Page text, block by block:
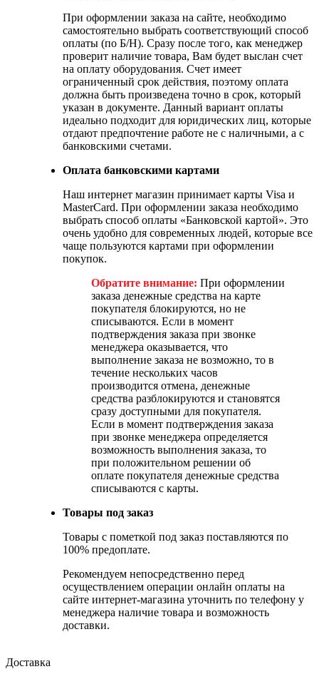
При оформлении заказа на сайте, необходимо
самостоятельно выбрать соответствующий способ
оплаты (по Б/Н). Сразу после того, как менеджер
проверит наличие товара, Вам будет выслан счет
на оплату оборудования. Счет имеет
ограниченный срок действия, поэтому оплата
должна быть произведена точно в срок, который
указан в документе. Данный вариант оплаты
идеально подходит для юридических лиц, которые
отдают предпочтение работе не с наличными, а с
банковскими счетами.
Оплата банковскими картами
Наш интернет магазин принимает карты Visa и
MasterCard. При оформлении заказа необходимо
выбрать способ оплаты «Банковской картой». Это
очень удобно для современных людей, которые все
чаще пользуются картами при оформлении
покупок.
Обратите внимание: При оформлении
заказа денежные средства на карте
покупателя блокируются, но не
списываются. Если в момент
подтверждения заказа при звонке
менеджера оказывается, что
выполнение заказа не возможно, то в
течение нескольких часов
производится отмена, денежные
средства разблокируются и становятся
сразу доступными для покупателя.
Если в момент подтверждения заказа
при звонке менеджера определяется
возможность выполнения заказа, то
при положительном решении об
оплате покупателя денежные средства
списываются с карты.
Товары под заказ
Товары с пометкой под заказ поставляются по
100% предоплате.
Рекомендуем непосредственно перед
осуществлением операции онлайн оплаты на
сайте интернет-магазина уточнить по телефону у
менеджера наличие товара и возможность
доставки.
Доставка